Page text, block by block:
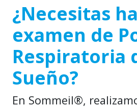
¿Necesitas
examen de
Respiratoria
Sueño?
En Sommeil®,